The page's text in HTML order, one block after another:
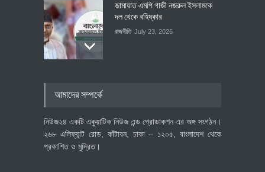
জামায়াত এমপি গাজী নজরুল ইসলামকে
দল থেকে বহিষ্কার
রাজনীতি July 23, 2026
আমাদের সম্পর্কে
নিউজ২৪ একটি একুয়াটিক নিউজ এন্ড প্রোডাকশন এর অঙ্গ সংগঠন।
২৬৮ এলিফ্যান্ট রোড, কাঁটাবন, ঢাকা – ১২০৫, বাংলাদেশ থেকে
প্রকাশিত ও মুদ্রিত।